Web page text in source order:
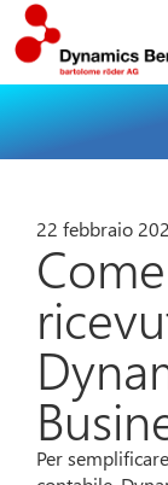
22 febbraio
Per